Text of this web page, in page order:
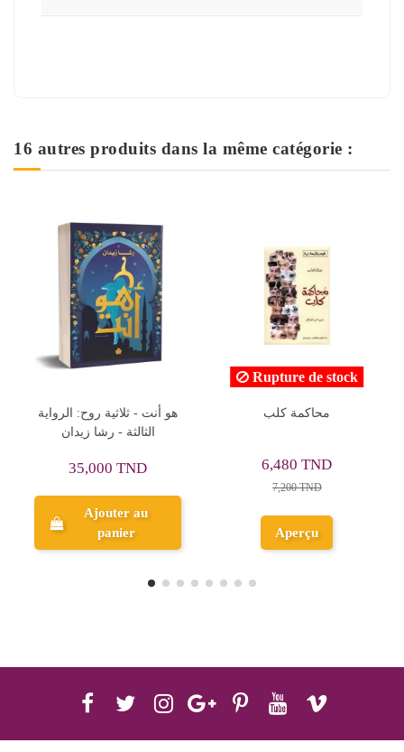
16 autres produits dans la même catégorie :
محاكمة كلب
6,480 TND
Aperçu
اوراق محارب الضوء - باولو
23,040 TND
25,600 TND
Ajouter au
panier